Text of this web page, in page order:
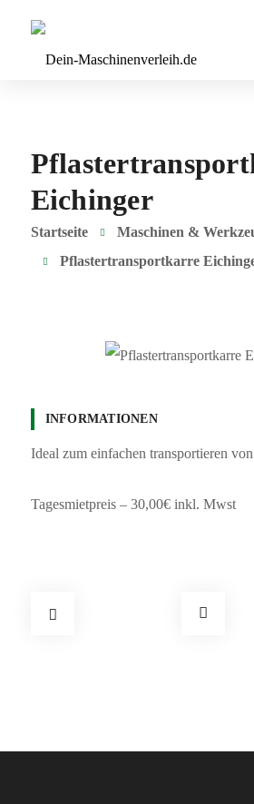
Eichinger
Startseite Maschinen &
Pflastertransportkarre
INFORMATIONEN
Ideal zum einfachen transportieren
Tagesmietpreis – 30,00€ inkl. Mwst